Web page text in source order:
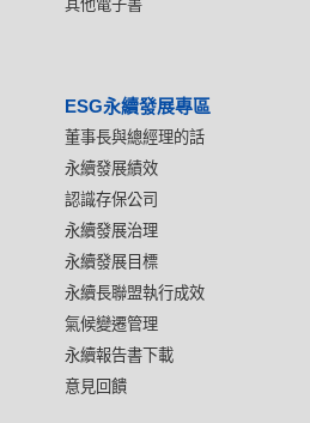
其他電子書
ESG永續發展專區
董事長與總經理的話
永續發展績效
認識存保公司
永續發展治理
永續發展目標
永續長聯盟執行成效
氣候變遷管理
永續報告書下載
意見回饋